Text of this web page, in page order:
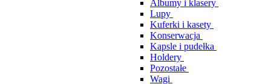
Albumy i klasery
Lupy
Kuferki i kasety
Konserwacja
Kapsle i pudełka
Holdery
Pozostałe
Wagi